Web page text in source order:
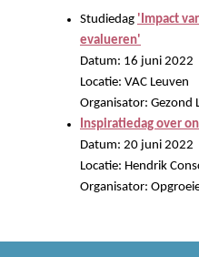
Studiedag 'Impact
evalueren'
Datum: 16 juni 2022
Locatie: VAC Leuven
Organisator: Gezond
Inspiratiedag over
Datum: 20 juni 2022
Locatie: Hendrik
Organisator: